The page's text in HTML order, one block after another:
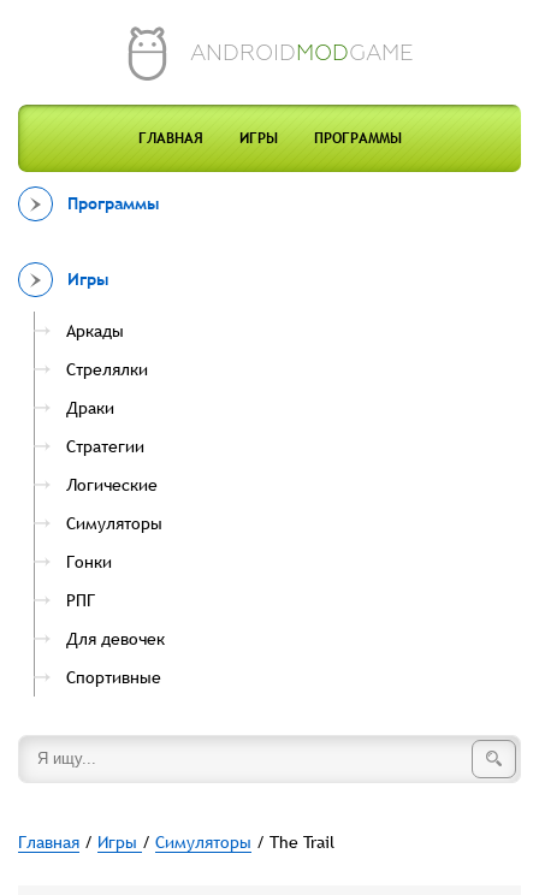
ANDROIDMODGAME
ГЛАВНАЯ ИГРЫ ПРОГРАММЫ
Программы
Игры
Аркады
Стрелялки
Драки
Стратегии
Логические
Симуляторы
Гонки
РПГ
Для девочек
Спортивные
Главная / Игры / Симуляторы / The Trail